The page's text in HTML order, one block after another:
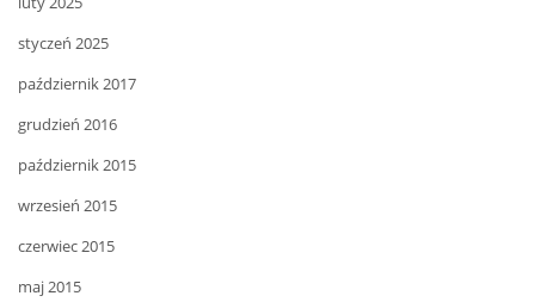
styczeń 2025
październik 2017
grudzień 2016
październik 2015
wrzesień 2015
czerwiec 2015
maj 2015